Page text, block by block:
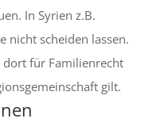
In Syrien z.B.
nicht scheiden lassen.
dort für Familienrecht
gilt.